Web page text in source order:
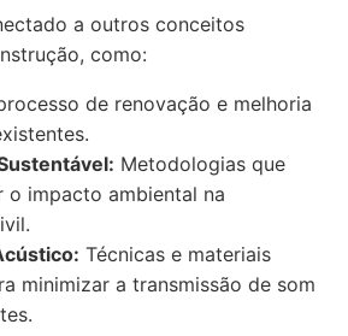
a outros conceitos
como:
de renovação e melhoria
Metodologias que
o impacto ambiental na
Técnicas e materiais
minimizar a transmissão de som